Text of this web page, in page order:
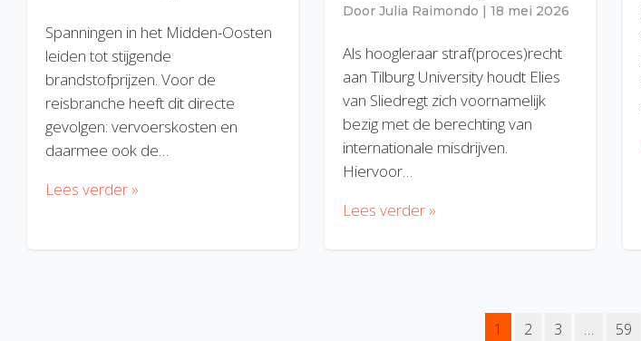
Spanningen in het Midden-Oosten
leiden tot stijgende
brandstofprijzen. Voor de
reisbranche heeft dit directe
gevolgen: vervoerskosten en
daarmee ook de…
Lees verder »
Door Julia Raimondo | 18 mei 2026
Als hoogleraar straf(proces)recht
aan Tilburg University houdt Elies
van Sliedregt zich voornamelijk
bezig met de berechting van
internationale misdrijven.
Hiervoor…
Lees verder »
1 2 3 … 59